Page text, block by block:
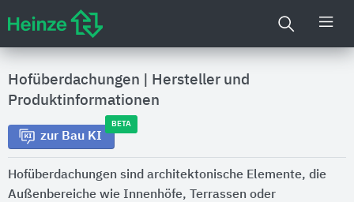
Hofüberdachungen
Hersteller und
Produktinformationen
zur Bau KI
BETA
Hofüberdachungen sind architektonische Elemente, die
Außenbereiche wie Innenhöfe, Terrassen oder